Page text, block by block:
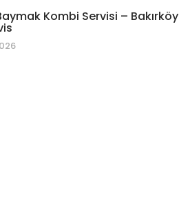
Kombi Servisi – Bakırköy